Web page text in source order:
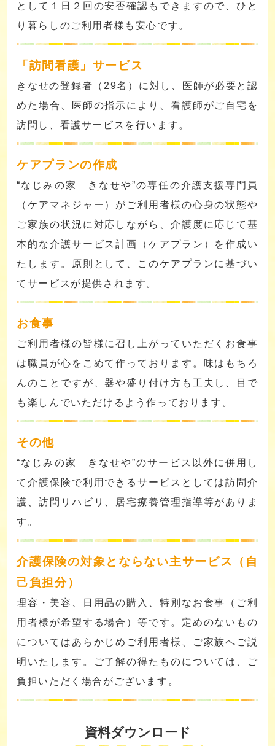
として１日２回の安否確認もできますので、ひと
り暮らしのご利用者様も安心です。
「訪問看護」サービス
きなせの登録者（29名）に対し、医師が必要と認
めた場合、医師の指示により、看護師がご自宅を
訪問し、看護サービスを行います。
ケアプランの作成
“なじみの家 きなせや”の専任の介護支援専門員
（ケアマネジャー）がご利用者様の心身の状態や
ご家族の状況に対応しながら、介護度に応じて基
本的な介護サービス計画（ケアプラン）を作成い
たします。原則として、このケアプランに基づい
てサービスが提供されます。
お食事
ご利用者様の皆様に召し上がっていただくお食事
は職員が心をこめて作っております。味はもちろ
んのことですが、器や盛り付け方も工夫し、目で
も楽しんでいただけるよう作っております。
その他
“なじみの家 きなせや”のサービス以外に併用し
て介護保険で利用できるサービスとしては訪問介
護、訪問リハビリ、居宅療養管理指導等がありま
す。
介護保険の対象とならない主サービス（自
己負担分）
理容・美容、日用品の購入、特別なお食事（ご利
用者様が希望する場合）等です。定めのないもの
についてはあらかじめご利用者様、ご家族へご説
明いたします。ご了解の得たものについては、ご
負担いただく場合がございます。
資料ダウンロード